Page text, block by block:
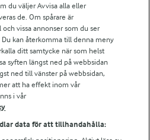
du väljer Avvisa alla eller
de. Om spårare är
vissa annonser som du ser
kan återkomma till denna meny
ditt samtycke när som helst
syften längst ned på webbsidan
ned till vänster på webbsidan,
att ha effekt inom vår
i vår
data för att tillhandahålla: